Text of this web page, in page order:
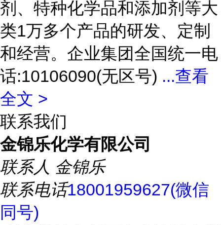
剂、特种化学品和添加剂等大
类1万多个产品的研发、定制
和经营。企业集团全国统一电
话:10106090(无区号) ...查看
全文 >
联系我们
金锦乐化学有限公司
联系人 金锦乐
联系电话18001959627(微信
同号)